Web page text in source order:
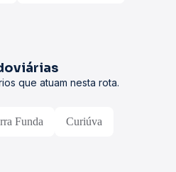
que atuam nesta rota.
Funda Curiúva